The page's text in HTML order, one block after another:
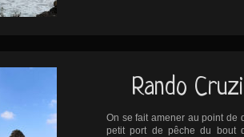
Rando
On se fait amener au point de
petit port de pêche du bout